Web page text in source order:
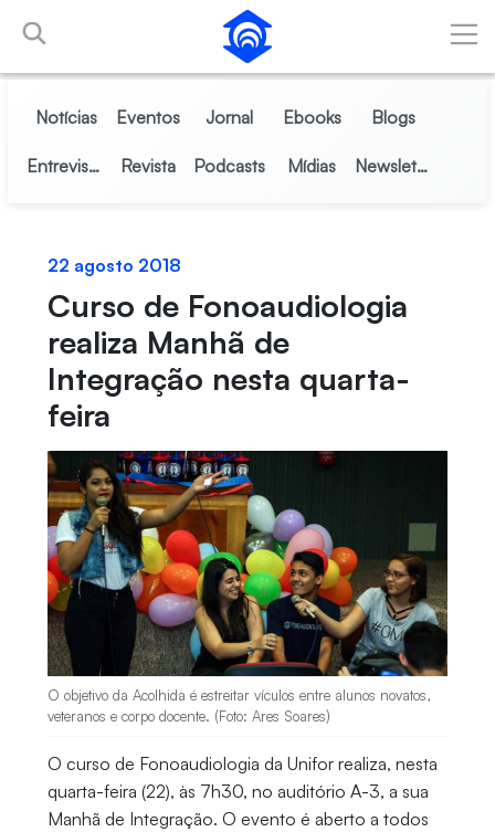
Pular para o Conteúdo principal
Notícias Eventos Jornal Ebooks Blogs
Entrevistas Revista Podcasts Mídias Newsletter
22 agosto 2018
Curso de Fonoaudiologia
realiza Manhã de
Integração nesta quarta-
feira
O objetivo da Acolhida é estreitar vículos entre alunos novatos,
veteranos e corpo docente. (Foto: Ares Soares)
O curso de Fonoaudiologia da Unifor realiza, nesta
quarta-feira (22), às 7h30, no auditório A-3, a sua
Manhã de Integração. O evento é aberto a todos